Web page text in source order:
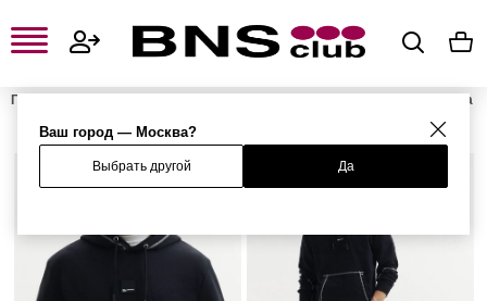
Ваш город — Москва?
Выбрать другой Да
Главная
Мужская одежда
%